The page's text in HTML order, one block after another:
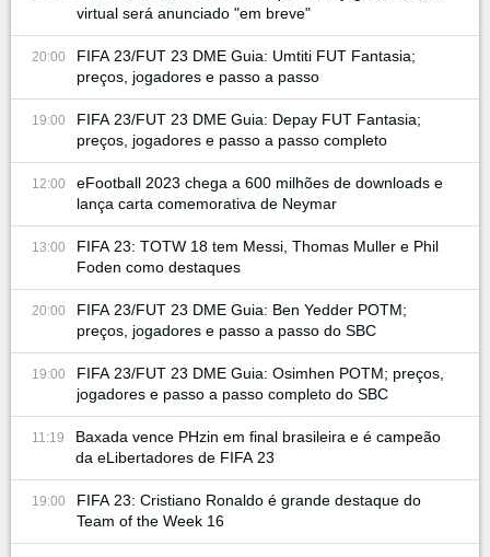
virtual será anunciado "em breve"
20:00
FIFA 23/FUT 23 DME Guia: Umtiti FUT Fantasia;
preços, jogadores e passo a passo
19:00
FIFA 23/FUT 23 DME Guia: Depay FUT Fantasia;
preços, jogadores e passo a passo completo
12:00
eFootball 2023 chega a 600 milhões de downloads e
lança carta comemorativa de Neymar
13:00
FIFA 23: TOTW 18 tem Messi, Thomas Muller e Phil
Foden como destaques
20:00
FIFA 23/FUT 23 DME Guia: Ben Yedder POTM;
preços, jogadores e passo a passo do SBC
19:00
FIFA 23/FUT 23 DME Guia: Osimhen POTM; preços,
jogadores e passo a passo completo do SBC
11:19
Baxada vence PHzin em final brasileira e é campeão
da eLibertadores de FIFA 23
19:00
FIFA 23: Cristiano Ronaldo é grande destaque do
Team of the Week 16